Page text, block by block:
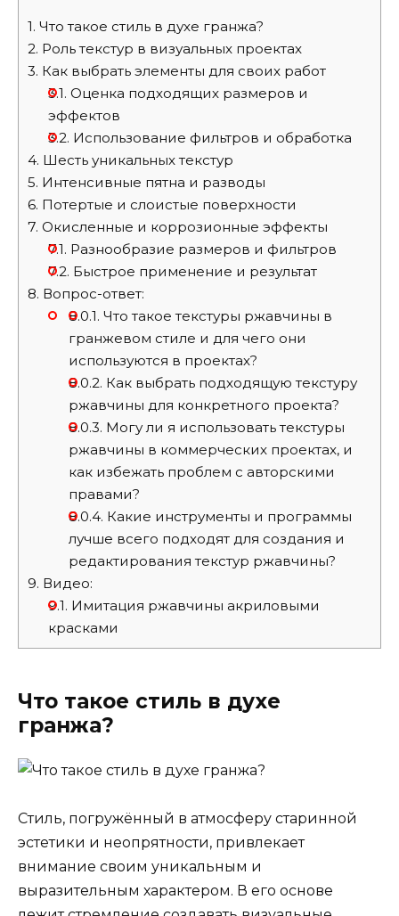
1. Что такое стиль в духе гранжа?
2. Роль текстур в визуальных проектах
3. Как выбрать элементы для своих работ
3.1. Оценка подходящих размеров и
эффектов
3.2. Использование фильтров и обработка
4. Шесть уникальных текстур
5. Интенсивные пятна и разводы
6. Потертые и слоистые поверхности
7. Окисленные и коррозионные эффекты
7.1. Разнообразие размеров и фильтров
7.2. Быстрое применение и результат
8. Вопрос-ответ:
8.0.1. Что такое текстуры ржавчины в
гранжевом стиле и для чего они
используются в проектах?
8.0.2. Как выбрать подходящую текстуру
ржавчины для конкретного проекта?
8.0.3. Могу ли я использовать текстуры
ржавчины в коммерческих проектах, и
как избежать проблем с авторскими
правами?
8.0.4. Какие инструменты и программы
лучше всего подходят для создания и
редактирования текстур ржавчины?
9. Видео:
9.1. Имитация ржавчины акриловыми
красками
Что такое стиль в духе
гранжа?
Стиль, погружённый в атмосферу старинной
эстетики и неопрятности, привлекает
внимание своим уникальным и
выразительным характером. В его основе